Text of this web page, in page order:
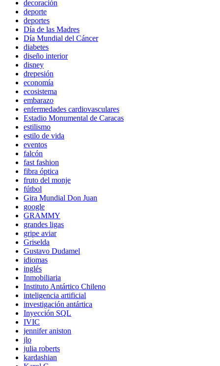
decoración
deporte
deportes
Día de las Madres
Día Mundial del Cáncer
diabetes
diseño interior
disney
drepesión
economía
ecosistema
embarazo
enfermedades cardiovasculares
Estadio Monumental de Caracas
estilismo
estilo de vida
eventos
falcón
fast fashion
fibra óptica
fruto del monje
fútbol
Gira Mundial Don Juan
google
GRAMMY
grandes ligas
gripe aviar
Griselda
Gustavo Dudamel
idiomas
inglés
Inmobiliaria
Instituto Antártico Chileno
inteligencia artificial
investigación antártica
Inyección SQL
IVIC
jennifer aniston
jlo
julia roberts
kardashian